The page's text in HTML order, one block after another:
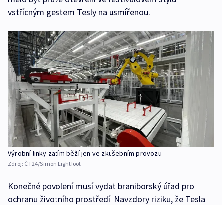
vstřícným gestem Tesly na usmířenou.
Výrobní linky zatím běží jen ve zkušebním provozu
Zdroj: ČT24/Simon Lightfoot
Konečné povolení musí vydat braniborský úřad pro
ochranu životního prostředí. Navzdory riziku, že Tesla